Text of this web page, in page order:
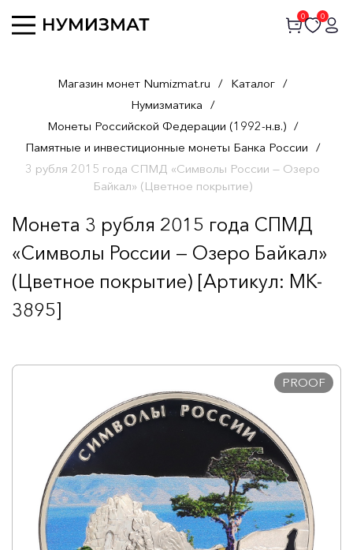
0 0
Магазин монет Numizmat.ru / Каталог /
Нумизматика /
Монеты Российской Федерации (1992-н.в.) /
Памятные и инвестиционные монеты Банка России /
3 рубля 2015 года СПМД «Символы России — Озеро
Байкал» (Цветное покрытие)
Монета 3 рубля 2015 года СПМД
«Символы России — Озеро Байкал»
(Цветное покрытие) [Артикул: MK-
3895]
PROOF